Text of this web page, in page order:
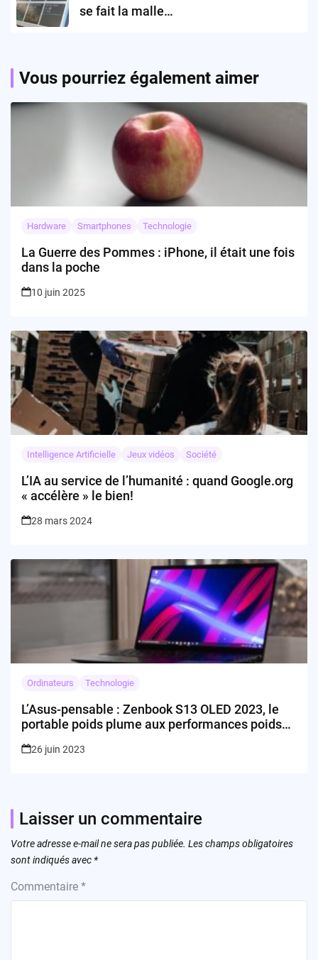
se fait la malle…
Vous pourriez également aimer
Hardware Smartphones Technologie
La Guerre des Pommes : iPhone, il était une fois
dans la poche
10 juin 2025
Intelligence Artificielle Jeux vidéos Société
L’IA au service de l’humanité : quand Google.org
« accélère » le bien!
28 mars 2024
Ordinateurs Technologie
L’Asus-pensable : Zenbook S13 OLED 2023, le
portable poids plume aux performances poids
26 juin 2023
Laisser un commentaire
Votre adresse e-mail ne sera pas publiée. Les champs obligatoires
sont indiqués avec *
Commentaire *